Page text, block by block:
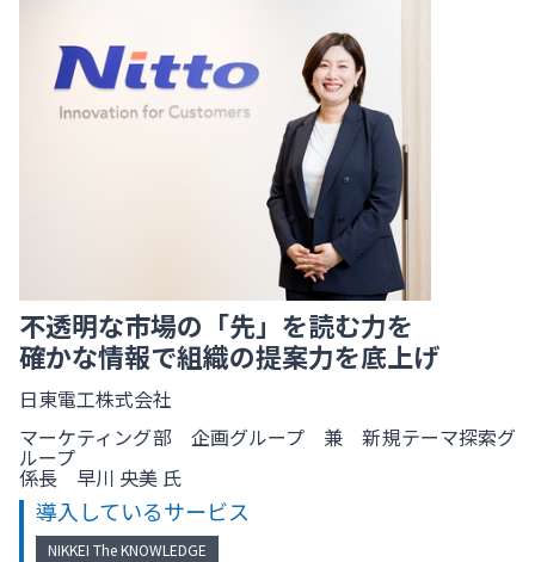
不透明な市場の「先」を読む力を
確かな情報で組織の提案力を底上げ
日東電工株式会社
マーケティング部 企画グループ 兼 新規テーマ探索グ
ループ
係長 早川 央美 氏
導入しているサービス
NIKKEI The KNOWLEDGE